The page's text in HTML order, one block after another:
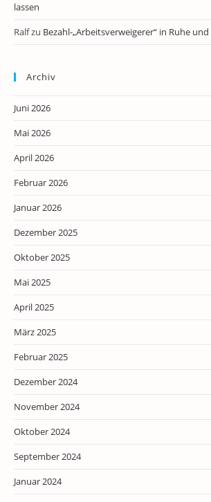
lassen
Ralfzu Bezahl-„Arbeitsverweigerer“ in Ruhe
Archiv
Juni 2026
Mai 2026
April 2026
Februar 2026
Januar 2026
Dezember 2025
Oktober 2025
Mai 2025
April 2025
März 2025
Februar 2025
Dezember 2024
November 2024
Oktober 2024
September 2024
Januar 2024